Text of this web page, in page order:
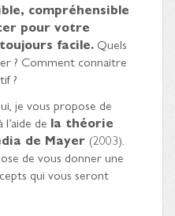
compréhensible
pour votre
facile. Quels
? Comment connaitre
?
je vous propose de
de la théorie
de Mayer (2003).
de vous donner une
qui vous seront